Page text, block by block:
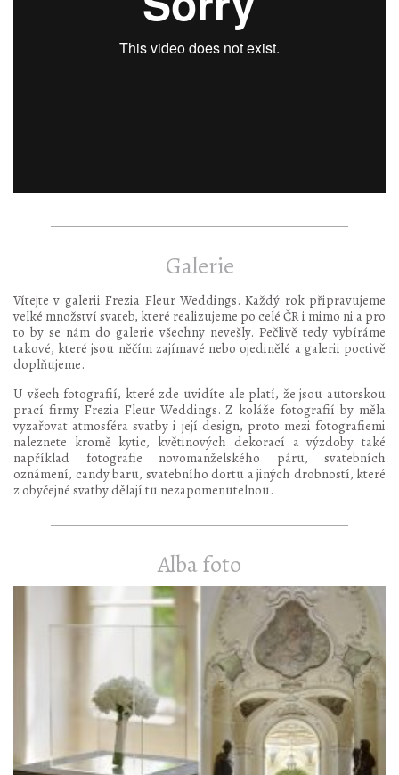
Galerie
Vítejte v galerii Frezia Fleur Weddings. Každý rok připravujeme
velké množství svateb, které realizujeme po celé ČR i mimo ni a pro
to by se nám do galerie všechny nevešly. Pečlivě tedy vybíráme
takové, které jsou něčím zajímavé nebo ojedinělé a galerii poctivě
doplňujeme.
U všech fotografií, které zde uvidíte ale platí, že jsou autorskou
prací firmy Frezia Fleur Weddings. Z koláže fotografií by měla
vyzařovat atmosféra svatby i její design, proto mezi fotografiemi
naleznete kromě kytic, květinových dekorací a výzdoby také
například fotografie novomanželského páru, svatebních
oznámení, candy baru, svatebního dortu a jiných drobností, které
z obyčejné svatby dělají tu nezapomenutelnou.
Alba foto